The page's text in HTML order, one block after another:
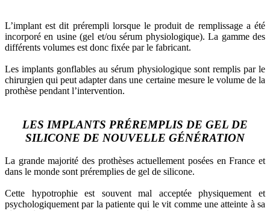
L’implant est dit prérempli lorsque le produit de remplissage a été
incorporé en usine (gel et/ou sérum physiologique). La gamme des
différents volumes est donc fixée par le fabricant.
Les implants gonflables au sérum physiologique sont remplis par le
chirurgien qui peut adapter dans une certaine mesure le volume de la
prothèse pendant l’intervention.
LES IMPLANTS PRÉREMPLIS DE GEL DE
SILICONE DE NOUVELLE GÉNÉRATION
La grande majorité des prothèses actuellement posées en France et
dans le monde sont préremplies de gel de silicone.
Cette hypotrophie est souvent mal acceptée physiquement et
psychologiquement par la patiente qui le vit comme une atteinte à sa